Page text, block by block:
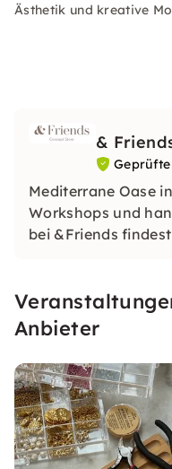
Ästhetik und kreative
&
Mediterrane Oase
Workshops und
bei &Friends
Anbieter